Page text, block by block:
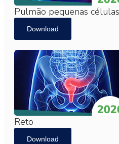
Pulmão pequenas células
Download
Reto
Download